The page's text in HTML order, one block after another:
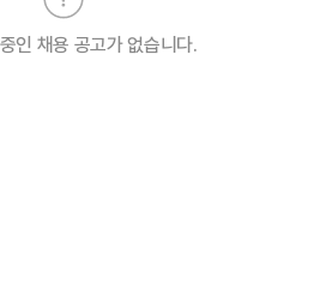
인 채용 공고가 없습니다.